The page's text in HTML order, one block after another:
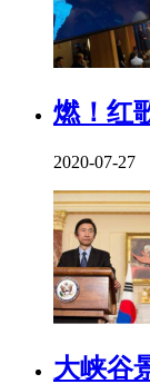
燃！红
2020-07-27
大峡谷